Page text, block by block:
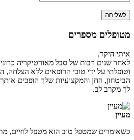
מטופלים מספרים
איתי היקר,
לאחר שנים רבות של סבל מאורטיקריה
וטופלתי על ידי טובי הרופאים ללא הצלחה,
הביטחון, החן והמקצועיות שלך הופכים
לך מקרב לב.
מעיין
כשאומרים שמטפל טוב הוא מטפל לחיים,